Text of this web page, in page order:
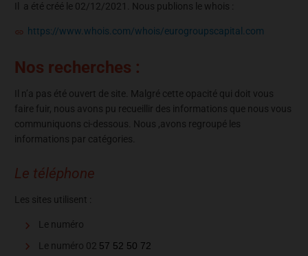
Il a été créé le 02/12/2021. Nous publions le whois :
https://www.whois.com/whois/eurogroupscapital.com
Nos recherches :
Il n’a pas été ouvert de site. Malgré cette opacité qui doit vous
faire fuir, nous avons pu recueillir des informations que nous vous
communiquons ci-dessous. Nous ,avons regroupé les
informations par catégories.
Le téléphone
Les sites utilisent :
Le numéro
Le numéro 02 57 52 50 72